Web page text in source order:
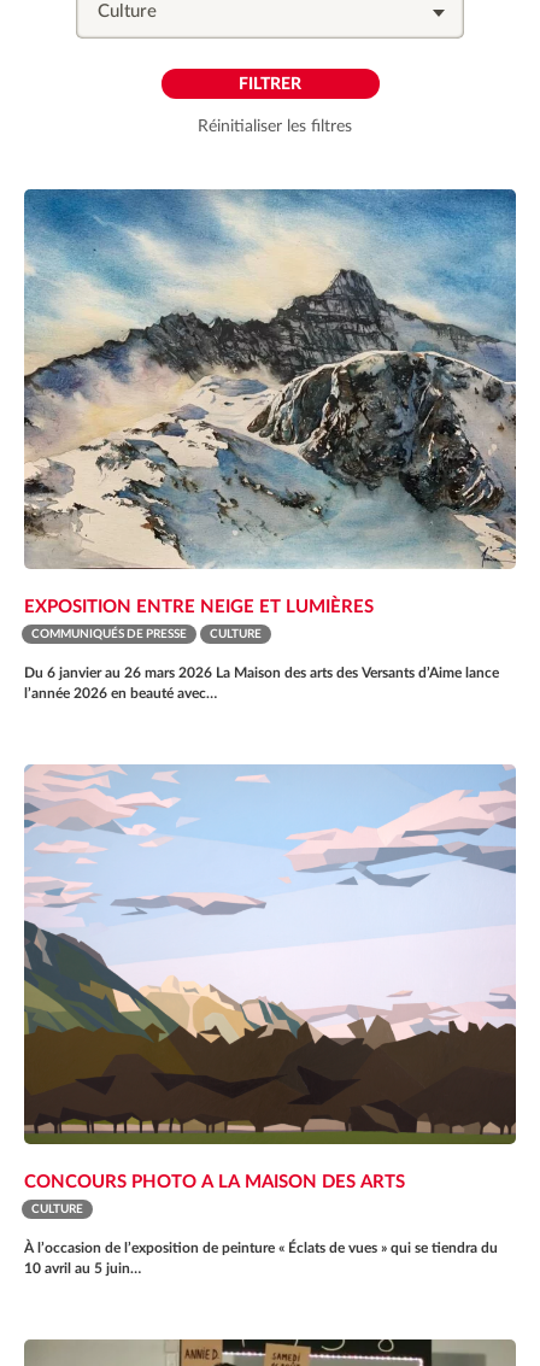
Réinitialiser les filtres
EXPOSITION ENTRE NEIGE ET LUMIÈRES
COMMUNIQUÉS DE PRESSE CULTURE
Du 6 janvier au 26 mars 2026 La Maison des arts des Versants d’Aime lance
l’année 2026 en beauté avec…
CONCOURS PHOTO A LA MAISON DES ARTS
CULTURE
À l’occasion de l’exposition de peinture « Éclats de vues » qui se tiendra du
10 avril au 5 juin…